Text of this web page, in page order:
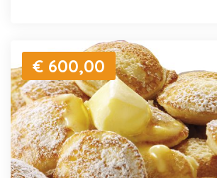
€ 600,00